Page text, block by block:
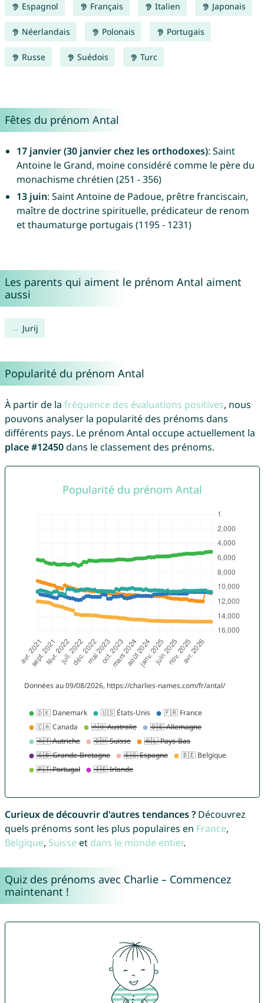
Espagnol Français Italien Japonais
Néerlandais Polonais Portugais
Russe Suédois Turc
Fêtes du prénom Antal
17 janvier (30 janvier chez les orthodoxes): Saint
Antoine le Grand, moine considéré comme le père du
monachisme chrétien (251 - 356)
13 juin: Saint Antoine de Padoue, prêtre franciscain,
maître de doctrine spirituelle, prédicateur de renom
et thaumaturge portugais (1195 - 1231)
Les parents qui aiment le prénom Antal aiment
aussi
Jurij
Popularité du prénom Antal
À partir de la fréquence des évaluations positives, nous
pouvons analyser la popularité des prénoms dans
différents pays. Le prénom Antal occupe actuellement la
place #12450dans le classement des prénoms.
Curieux de découvrir d'autres tendances ?Découvrez
quels prénoms sont les plus populaires en France,
Belgique, Suisse et dans le monde entier.
Quiz des prénoms avec Charlie – Commencez
maintenant !